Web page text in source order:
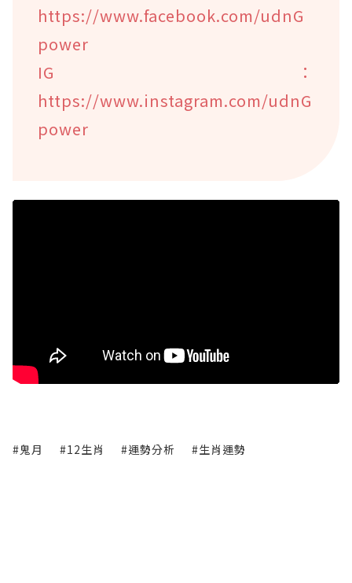
https://www.facebook.com/udnG
power
IG：
https://www.instagram.com/udnG
power
#鬼月 #12生肖 #運勢分析 #生肖運勢